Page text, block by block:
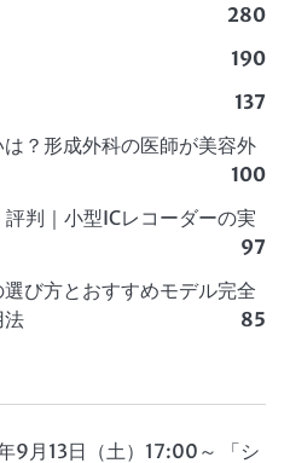
280
190
137
？形成外科の医師が美容外
100
判｜小型ICレコーダーの実
97
び方とおすすめモデル完全
法
85
9月13日（土）17:00～ 「シ